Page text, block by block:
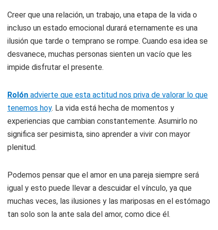
Creer que una relación, un trabajo, una etapa de la vida o
incluso un estado emocional durará eternamente es una
ilusión que tarde o temprano se rompe. Cuando esa idea se
desvanece, muchas personas sienten un vacío que les
impide disfrutar el presente.
Rolón advierte que esta actitud nos priva de valorar lo que
tenemos hoy. La vida está hecha de momentos y
experiencias que cambian constantemente. Asumirlo no
significa ser pesimista, sino aprender a vivir con mayor
plenitud.
Podemos pensar que el amor en una pareja siempre será
igual y esto puede llevar a descuidar el vínculo, ya que
muchas veces, las ilusiones y las mariposas en el estómago
tan solo son la ante sala del amor, como dice él.